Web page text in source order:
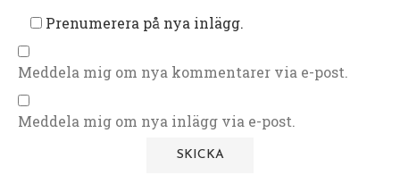
Prenumerera på nya inlägg.
Meddela mig om nya kommentarer via e-post.
Meddela mig om nya inlägg via e-post.